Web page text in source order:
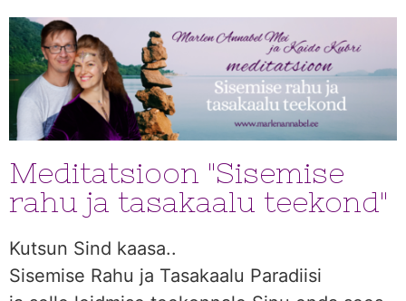
Meditatsioon "Sisemise
rahu ja tasakaalu teekond"
Kutsun Sind kaasa..
Sisemise Rahu ja Tasakaalu Paradiisi